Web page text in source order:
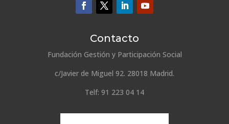
Contacto
Fundación Gestión y Participación Social
c/Javier de Miguel 92. 28018 Madrid.
Telf: 91 223 04 14